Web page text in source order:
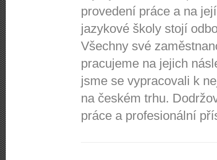
provedení práce a na
jazykové školy stojí
Všechny své
pracujeme na jejich
jsme se vypracovali k
na českém trhu.
práce a profesionální